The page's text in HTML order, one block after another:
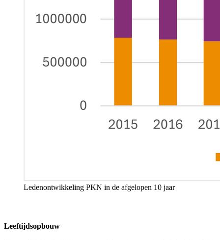
Ledenontwikkeling PKN in de afgelopen 10 jaar
Leeftijdsopbouw